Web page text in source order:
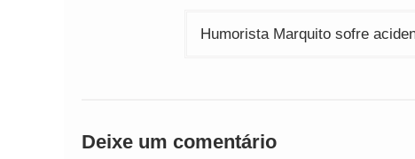
Humorista Marquito sofre
Deixe um comentário